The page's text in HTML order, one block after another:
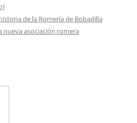
de la Romería de Bobadilla
nueva asociación romera